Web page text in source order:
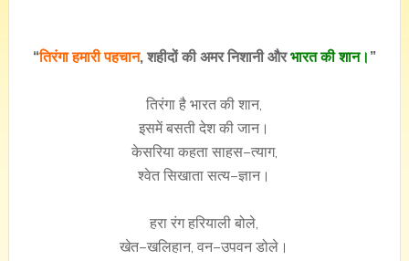
“तिरंगा हमारी पहचान, शहीदों की अमर निशानी औरभारत की शान। ”
तिरंगा है भारत की शान,
इसमें बसती देश की जान।
केसरिया कहता साहस–त्याग,
श्वेत सिखाता सत्य–ज्ञान।
हरा रंग हरियाली बोले,
खेत–खलिहान, वन–उपवन डोले।